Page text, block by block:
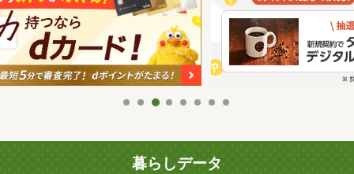
暮らしデータ